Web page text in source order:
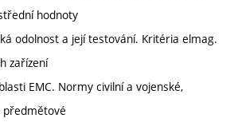
hodnoty
odolnost a její testování. Kritéria elmag.
zařízení
EMC. Normy civilní a vojenské,
předmětové